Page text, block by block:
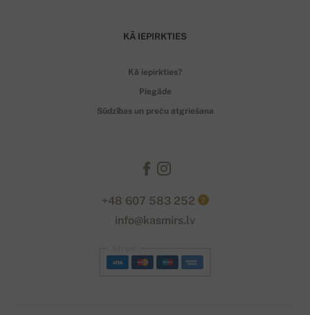
KĀ IEPIRKTIES
Kā iepirkties?
Piegāde
Sūdzības un preču atgriešana
+48 607 583 252 ?
info@kasmirs.lv